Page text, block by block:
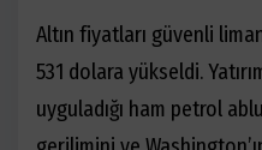
Altın fiyatları güvenli
531 dolara yükseldi.
uyguladığı ham petrol